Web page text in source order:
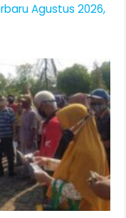
Agustus 2026,